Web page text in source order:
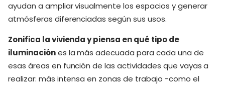
ayudan a ampliar visualmente los espacios y generar
atmósferas diferenciadas según sus usos.
Zonifica la vivienda y piensa en qué tipo de
iluminaciónes la más adecuada para cada una de
esas áreas en función de las actividades que vayas a
realizar: más intensa en zonas de trabajo -como el